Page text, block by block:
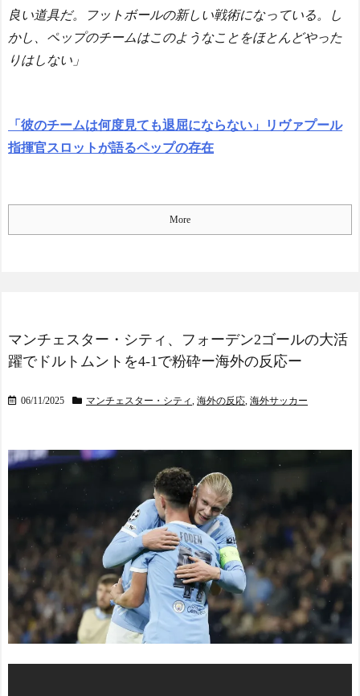
良い道具だ。フットボールの新しい戦術になっている。し
かし、ペップのチームはこのようなことをほとんどやった
りはしない」
「彼のチームは何度見ても退屈にならない」リヴァプール
指揮官スロットが語るペップの存在
More
マンチェスター・シティ、フォーデン2ゴールの大活
躍でドルトムントを4-1で粉砕ー海外の反応ー
06/11/2025 マンチェスター・シティ 海外の反応 海外サッカー